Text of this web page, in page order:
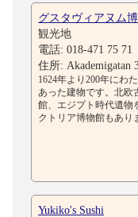
グスタヴィアヌム
観光地
電話: 018-471 75 71
住所: Akademigatan
1624年より200年にわ
あった建物です。北欧
館、エジプト時代遺物
クトリア博物館もあり
Yukiko's Sushi